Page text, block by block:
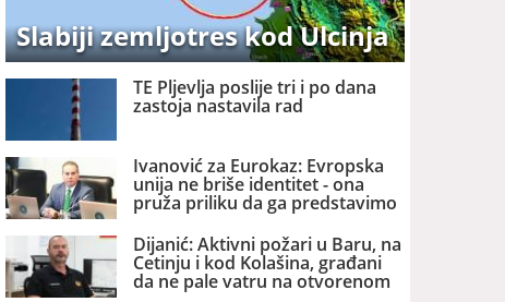
Slabiji zemljotres kod Ulcinja
TE Pljevlja poslije tri i po dana
zastoja nastavila rad
Ivanović za Eurokaz: Evropska
unija ne briše identitet - ona
pruža priliku da ga predstavimo
Evropi i svijetu
Dijanić: Aktivni požari u Baru, na
Cetinju i kod Kolašina, građani
da ne pale vatru na otvorenom